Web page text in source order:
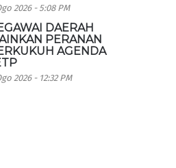
2026 - 5:08 PM
DAERAH
PERANAN
AGENDA
2026 - 12:32 PM